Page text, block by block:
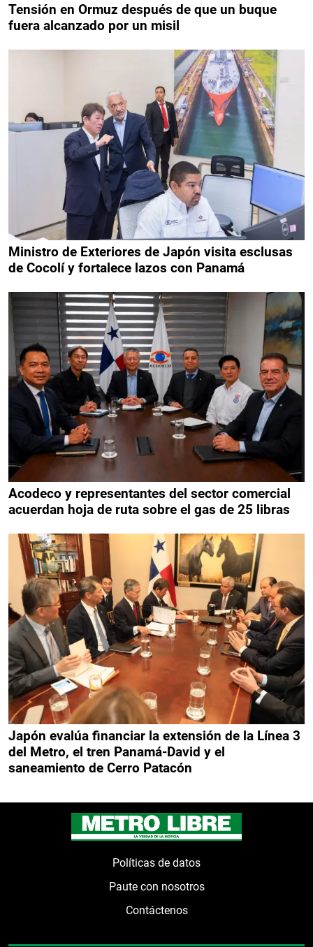
Tensión en Ormuz después de que un buque
fuera alcanzado por un misil
Ministro de Exteriores de Japón visita esclusas
de Cocolí y fortalece lazos con Panamá
Acodeco y representantes del sector comercial
acuerdan hoja de ruta sobre el gas de 25 libras
Japón evalúa financiar la extensión de la Línea 3
del Metro, el tren Panamá-David y el
saneamiento de Cerro Patacón
Políticas de datos
Paute con nosotros
Contáctenos